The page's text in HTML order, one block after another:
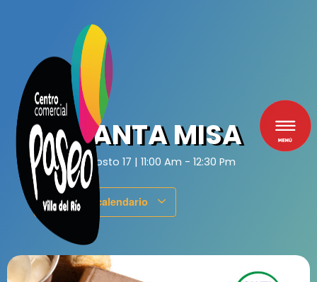
SANTA MISA
Agosto 17 | 11:00 Am - 12:30 Pm
Añadir al calendario